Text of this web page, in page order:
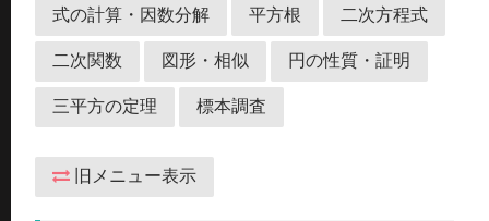
式の計算・因数分解 平方根 二次方程式
二次関数 図形・相似 円の性質・証明
三平方の定理 標本調査
旧メニュー表示